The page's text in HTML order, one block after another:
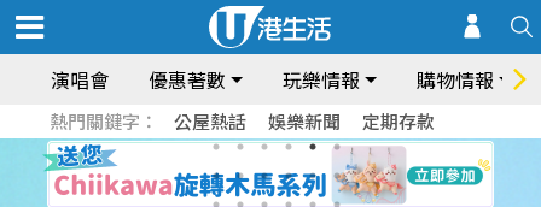
演唱會 優惠著數 玩樂情報 購物情報
熱門關鍵字： 公屋熱話 娛樂新聞 定期存款